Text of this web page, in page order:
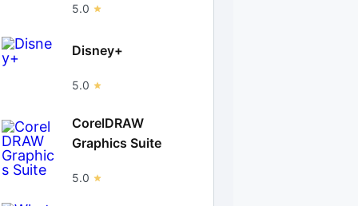
5.0
Disney+
5.0
CorelDRAW
Graphics Suite
5.0